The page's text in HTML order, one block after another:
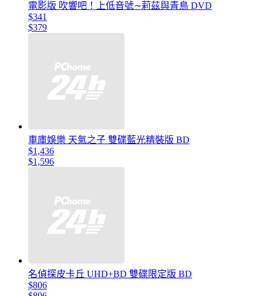
電影版 吹響吧！上低音號∼莉茲與青鳥 DVD
$341
$379
車庫娛樂 天氣之子 雙碟藍光精裝版 BD
$1,436
$1,596
名偵探皮卡丘 UHD+BD 雙碟限定版 BD
$806